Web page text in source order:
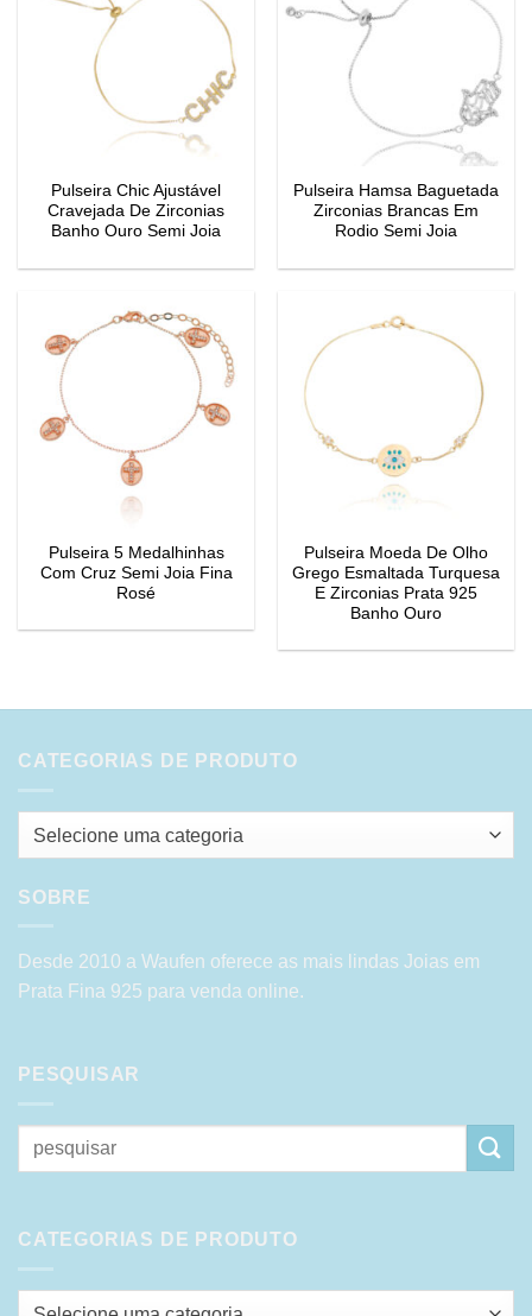
Pulseira Chic Ajustável
Cravejada De Zirconias
Banho Ouro Semi Joia
Pulseira Hamsa Baguetada
Zirconias Brancas Em
Rodio Semi Joia
Pulseira 5 Medalhinhas
Com Cruz Semi Joia Fina
Rosé
Pulseira Moeda De Olho
Grego Esmaltada Turquesa
E Zirconias Prata 925
Banho Ouro
CATEGORIAS DE PRODUTO
Selecione uma categoria
SOBRE
Desde 2010 a Waufen oferece as mais lindas Joias em
Prata Fina 925 para venda online.
PESQUISAR
Pesquisar
por:
CATEGORIAS DE PRODUTO